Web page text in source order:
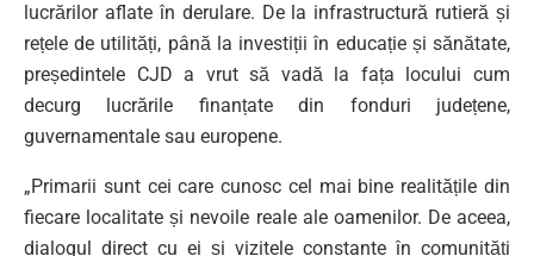
lucrărilor aflate în derulare. De la infrastructură rutieră și
rețele de utilități, până la investiții în educație și sănătate,
președintele CJD a vrut să vadă la fața locului cum
decurg lucrările finanțate din fonduri județene,
guvernamentale sau europene.
„Primarii sunt cei care cunosc cel mai bine realitățile din
fiecare localitate și nevoile reale ale oamenilor. De aceea,
dialogul direct cu ei și vizitele constante în comunități